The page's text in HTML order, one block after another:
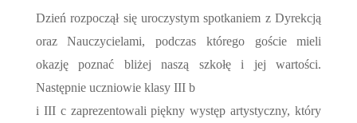
Dzień rozpoczął się uroczystym spotkaniem z Dyrekcją
oraz Nauczycielami, podczas którego goście mieli
okazję poznać bliżej naszą szkołę i jej wartości.
Następnie uczniowie klasy III b
i III c zaprezentowali piękny występ artystyczny, który